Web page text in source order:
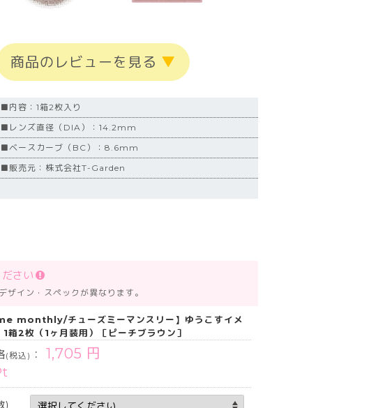
商品のレビューを見る ▼
■内容：1箱2枚入り
■レンズ直径（DIA）：14.2mm
■ベースカーブ（BC）：8.6mm
■販売元：株式会社T-Garden
さい
イン・スペックが異なります。
monthly/チューズミーマンスリー】ゆうこすイメ
箱2枚（1ヶ月装用）［ピーチブラウン］
(税込) ： 1,705 円
)